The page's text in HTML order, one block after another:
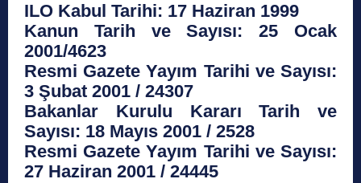
ILO Kabul Tarihi: 17 Haziran 1999
Kanun Tarih ve Sayısı: 25 Ocak
2001/4623
Resmi Gazete Yayım Tarihi ve Sayısı:
3 Şubat 2001 / 24307
Bakanlar Kurulu Kararı Tarih ve
Sayısı: 18 Mayıs 2001 / 2528
Resmi Gazete Yayım Tarihi ve Sayısı:
27 Haziran 2001 / 24445